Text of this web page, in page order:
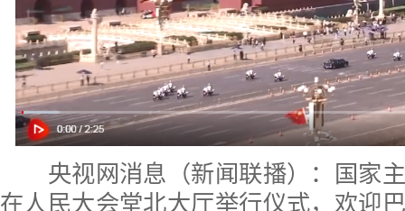
央视网消息（新闻联播）：国家主
在人民大会堂北大厅举行仪式，欢迎